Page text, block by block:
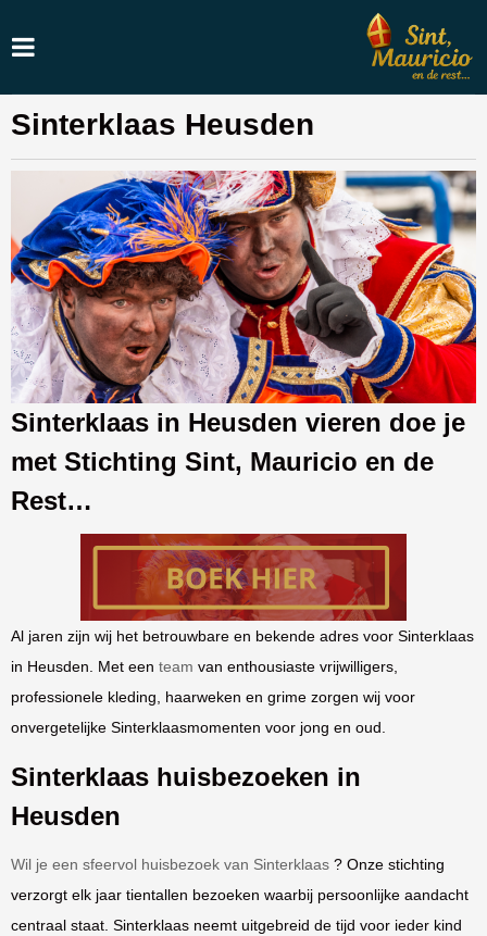
Sinterklaas Heusden
Sinterklaas in Heusden vieren doe je
met Stichting Sint, Mauricio en de
Rest…
Al jaren zijn wij het betrouwbare en bekende adres voor Sinterklaas
in Heusden. Met een team van enthousiaste vrijwilligers,
professionele kleding, haarweken en grime zorgen wij voor
onvergetelijke Sinterklaasmomenten voor jong en oud.
Sinterklaas huisbezoeken in
Heusden
Wil je een sfeervol huisbezoek van Sinterklaas ? Onze stichting
verzorgt elk jaar tientallen bezoeken waarbij persoonlijke aandacht
centraal staat. Sinterklaas neemt uitgebreid de tijd voor ieder kind